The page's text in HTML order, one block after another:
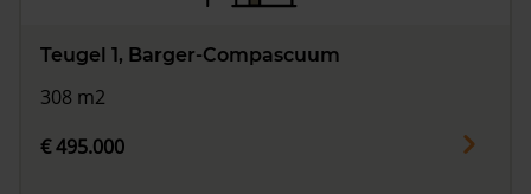
Teugel 1, Barger-Compascuum
308 m2
€ 495.000